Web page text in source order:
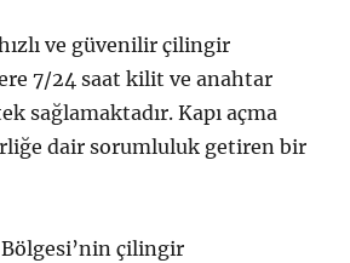
ve güvenilir çilingir
7/24 saat kilit ve anahtar
sağlamaktadır. Kapı açma
dair sorumluluk getiren bir
Bölgesi’nin çilingir